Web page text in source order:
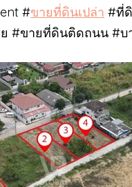
#ขายที่ดินเปล่า #ที่
#ขายที่ดินติดถนน #บ